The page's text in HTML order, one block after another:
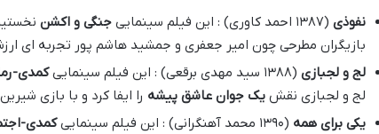
نفوذی (۱۳۸۷ احمد کاوری) : این فیلم سینمایی جنگی و اکشن
بازیگران مطرحی چون امیر جعفری و جمشید هاشم پور تجربه ای
لج و لجبازی (۱۳۸۸ سید مهدی برقعی) : این فیلم سینمایی کمدی-
لج و لجبازی نقشیک جوان عاشق پیشه را ایفا کرد و با بازی
یکی برای همه (۱۳۹۰ محمد آهنگرانی) : این فیلم سینمایی کمدی-